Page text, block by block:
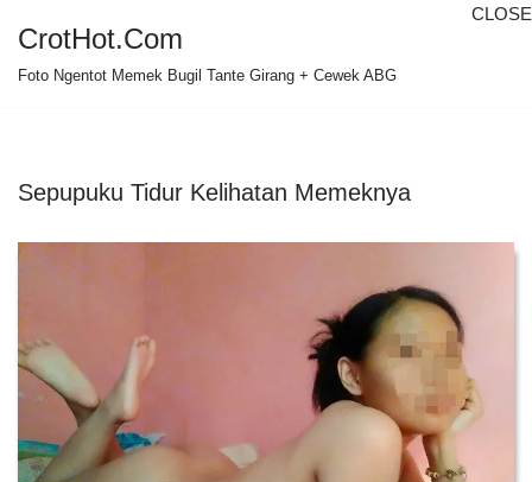
CrotHot.Com
Foto Ngentot Memek Bugil Tante Girang + Cewek ABG
Sepupuku Tidur Kelihatan Memeknya
CLOSE